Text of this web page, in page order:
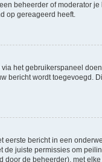
beheerder of moderator
op gereageerd heeft.
het gebruikerspaneel
bericht wordt
bericht in een
juiste permissies om
de beheerder), met